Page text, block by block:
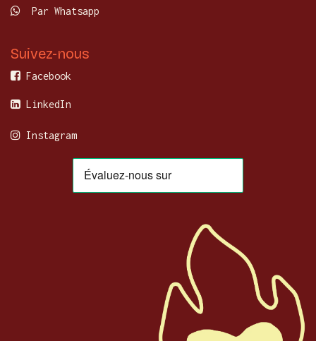
Par Whatsapp
Suivez-nous
Facebook
LinkedIn
Instagram